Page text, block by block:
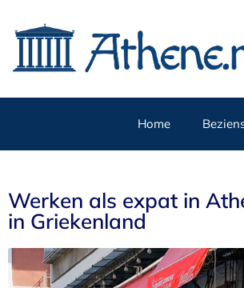
Home
Werken als expat in
in Griekenland